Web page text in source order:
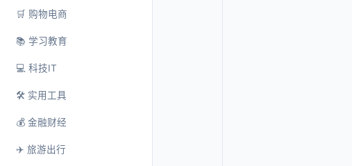
🛒 购物电商
📚 学习教育
💻 科技IT
🛠️ 实用工具
💰 金融财经
✈️ 旅游出行